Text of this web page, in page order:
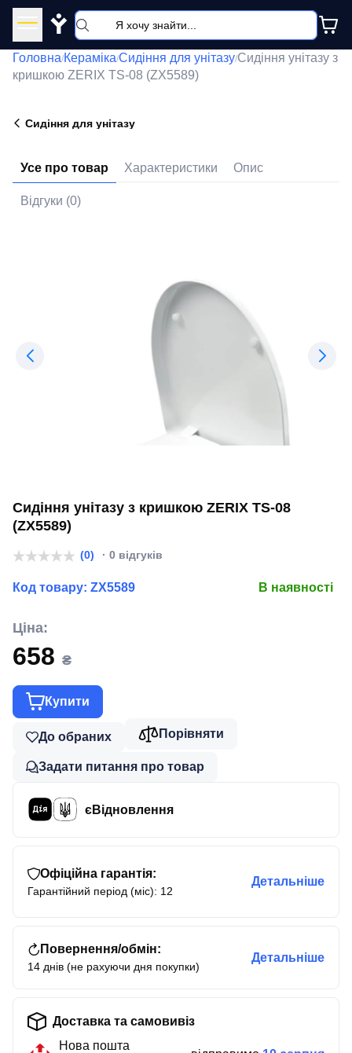
Y
Головна/Кераміка/Сидіння для унітазу/Сидіння унітазу з
кришкою ZERIX TS-08 (ZX5589)
Сидіння для унітазу
Усе про товар Характеристики Опис
Відгуки (0)
Сидіння унітазу з кришкою ZERIX TS-08
(ZX5589)
(0) · 0 відгуків
Код товару: ZX5589 В наявності
Ціна:
658 ₴
Купити
До обраних Порівняти
Задати питання про товар
єВідновлення
Офіційна гарантія:
Гарантійний період (міс): 12
Детальніше
Повернення/обмін:
14 днів (не рахуючи дня покупки)
Детальніше
Доставка та самовивіз
Нова пошта